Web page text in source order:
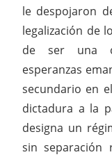
le despojaron
legalización de
de ser una
esperanzas
secundario en
dictadura a la
designa un
sin separación